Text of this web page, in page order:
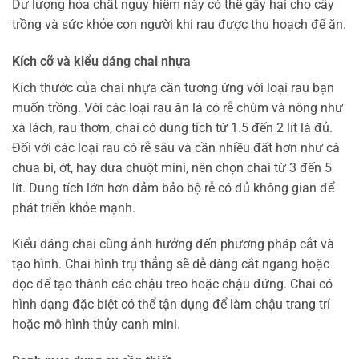
Dư lượng hóa chất nguy hiểm này có thể gây hại cho cây
trồng và sức khỏe con người khi rau được thu hoạch để ăn.
Kích cỡ và kiểu dáng chai nhựa
Kích thước của chai nhựa cần tương ứng với loại rau bạn
muốn trồng. Với các loại rau ăn lá có rễ chùm và nông như
xà lách, rau thơm, chai có dung tích từ 1.5 đến 2 lít là đủ.
Đối với các loại rau có rễ sâu và cần nhiều đất hơn như cà
chua bi, ớt, hay dưa chuột mini, nên chọn chai từ 3 đến 5
lít. Dung tích lớn hơn đảm bảo bộ rễ có đủ không gian để
phát triển khỏe mạnh.
Kiểu dáng chai cũng ảnh hưởng đến phương pháp cắt và
tạo hình. Chai hình trụ thẳng sẽ dễ dàng cắt ngang hoặc
dọc để tạo thành các chậu treo hoặc chậu đứng. Chai có
hình dạng đặc biệt có thể tận dụng để làm chậu trang trí
hoặc mô hình thủy canh mini.